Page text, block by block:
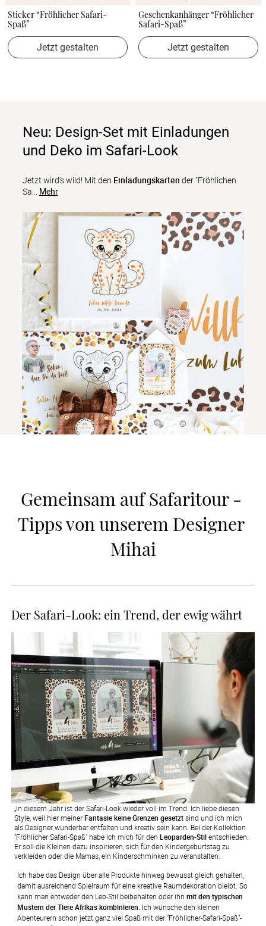
Sticker “Fröhlicher Safari-
Spaß”
Jetzt gestalten
Geschenkanhänger “Fröhlicher
Safari-Spaß”
Jetzt gestalten
Neu: Design-Set mit Einladungen
und Deko im Safari-Look
Jetzt wird's wild! Mit den Einladungskarten der "Fröhlichen
Sa... Mehr
Gemeinsam auf Safaritour -
Tipps von unserem Designer
Mihai
Der Safari-Look: ein Trend, der ewig währt
„In diesem Jahr ist der Safari-Look wieder voll im Trend. Ich liebe diesen
Style, weil hier meinerFantasie keine Grenzen gesetztsind und ich mich
als Designer wunderbar entfalten und kreativ sein kann. Bei der Kollektion
"Fröhlicher Safari-Spaß" habe ich mich für den Leoparden-Stilentschieden.
Er soll die Kleinen dazu inspirieren, sich für den Kindergeburtstag zu
verkleiden oder die Mamas, ein Kinderschminken zu veranstalten.
Ich habe das Design über alle Produkte hinweg bewusst gleich gehalten,
damit ausreichend Spielraum für eine kreative Raumdekoration bleibt. So
kann man entweder den Leo-Stil beibehalten oder ihn mit den typischen
Mustern der Tiere Afrikas kombinieren. Ich wünsche den kleinen
Abenteurern schon jetzt ganz viel Spaß mit der "Fröhlicher-Safari-Spaß"-